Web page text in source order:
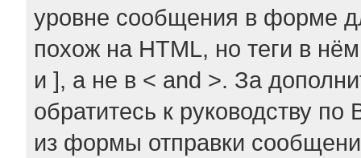
уровне сообщения в форме
похож на HTML, но теги в
и ], а не в < and >. За
обратитесь к руководству
из формы отправки